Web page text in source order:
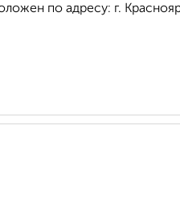
по адресу: г.